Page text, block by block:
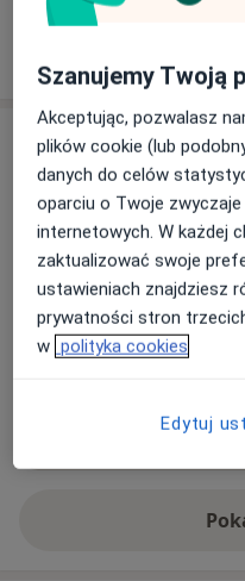
Adres
Medix
Majkowska 13a,
Co mam zrobić w tej
Szanujemy Twoją
Akceptując, pozwalasz
plików cookie (lub
danych do celów
oparciu o Twoje
internetowych. W każdej
zaktualizować swoje
ustawieniach znajdziesz
prywatności stron
w polityka cookies
Edytuj